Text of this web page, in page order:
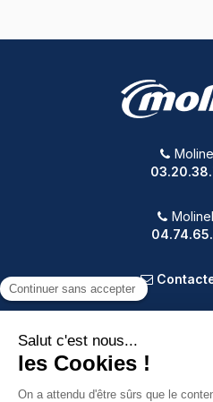
PRODUITS